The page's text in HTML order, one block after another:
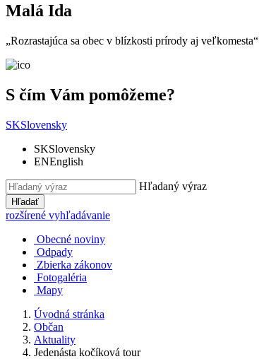
Malá Ida
„Rozrastajúca sa obec v blízkosti prírody aj veľkomesta“
S čím Vám pomôžeme?
SKSlovensky
SKSlovensky
ENEnglish
Hľadaný výraz
Hľadať
rozšírené vyhľadávanie
Obecné noviny
Odpady
Zbierka zákonov
Fotogaléria
Mapy
Úvodná stránka
Občan
Aktuality
Jedenásta kočíková tour